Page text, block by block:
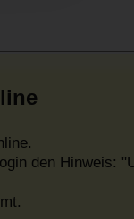
den Hinweis: